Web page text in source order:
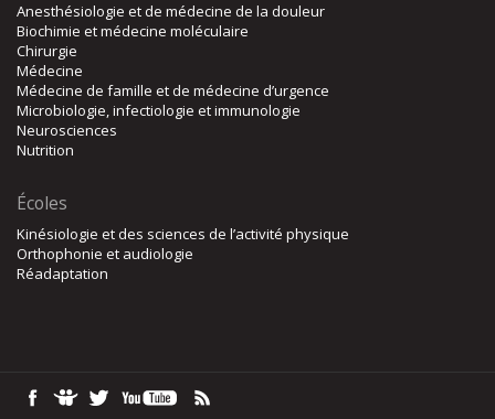
Anesthésiologie et de médecine de la douleur
Biochimie et médecine moléculaire
Chirurgie
Médecine
Médecine de famille et de médecine d’urgence
Microbiologie, infectiologie et immunologie
Neurosciences
Nutrition
Écoles
Kinésiologie et des sciences de l’activité physique
Orthophonie et audiologie
Réadaptation